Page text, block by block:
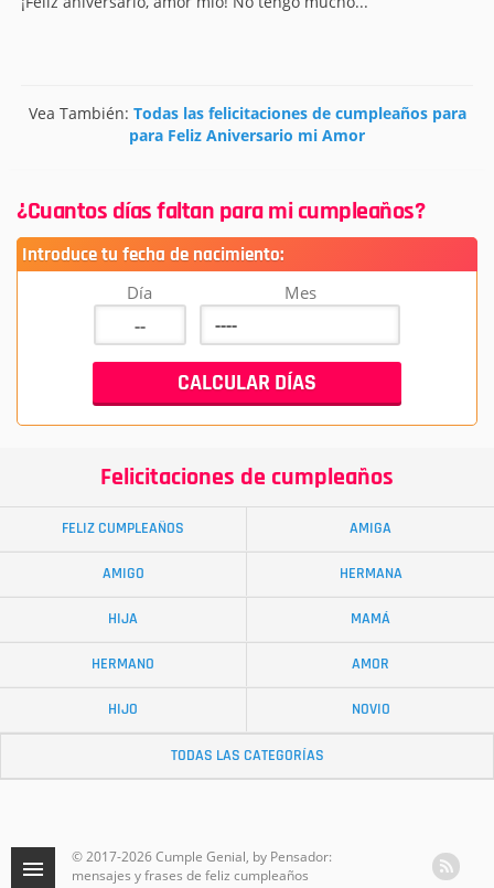
Vea También: Todas las felicitaciones de cumpleaños para
para Feliz Aniversario mi Amor
¿Cuantos días faltan para mi cumpleaños?
Introduce tu fecha de nacimiento:
Día Mes
Felicitaciones de cumpleaños
FELIZ CUMPLEAÑOS AMIGA
AMIGO HERMANA
HIJA MAMÁ
HERMANO AMOR
HIJO NOVIO
TODAS LAS CATEGORÍAS
© 2017-2026 Cumple Genial, by Pensador:
mensajes y frases de feliz cumpleaños